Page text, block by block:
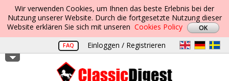
Wir verwenden Cookies, um Ihnen das beste Erlebnis bei der
Nutzung unserer Website. Durch die fortgesetzte Nutzung dieser
Website erklären Sie sich mit unseren Cookies Policy
FAQ Einloggen / Registrieren